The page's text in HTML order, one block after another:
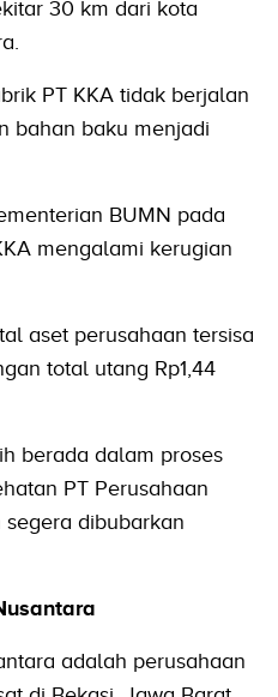
30 km dari kota
PT KKA tidak berjalan
bahan baku menjadi
BUMN pada
mengalami kerugian
aset perusahaan tersisa
total utang Rp1,44
berada dalam proses
PT Perusahaan
segera dibubarkan
adalah perusahaan